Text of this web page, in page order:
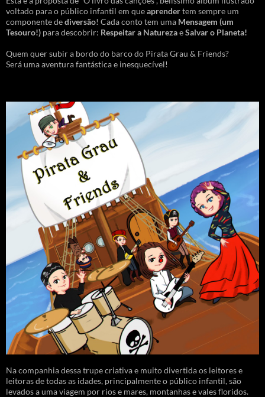
voltado para o público infantil em queaprendertem sempre um
componente dediversão! Cada conto tem uma Mensagem (um
Tesouro!) para descobrir: Respeitar a NaturezaeSalvar o Planeta!
Quem quer subir a bordo do barco do Pirata Grau & Friends?
Será uma aventura fantástica e inesquecível!
Na companhia dessa trupe criativa e muito divertida os leitores e
leitoras de todas as idades, principalmente o público infantil, são
levados a uma viagem por rios e mares, montanhas e vales floridos.